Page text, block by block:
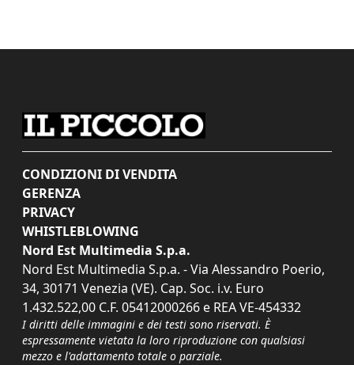
CONDIZIONI DI VENDITA
GERENZA
PRIVACY
WHISTLEBLOWING
Nord Est Multimedia S.p.a.
Nord Est Multimedia S.p.a. - Via Alessandro Poerio,
34, 30171 Venezia (VE). Cap. Soc. i.v. Euro
1.432.522,00 C.F. 05412000266 e REA VE-454332
I diritti delle immagini e dei testi sono riservati. È
espressamente vietata la loro riproduzione con qualsiasi
mezzo e l'adattamento totale o parziale.